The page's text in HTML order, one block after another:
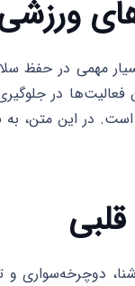
مهمی در حفظ
فعالیت‌ها در
در این متن، به
دوچرخه‌سواری